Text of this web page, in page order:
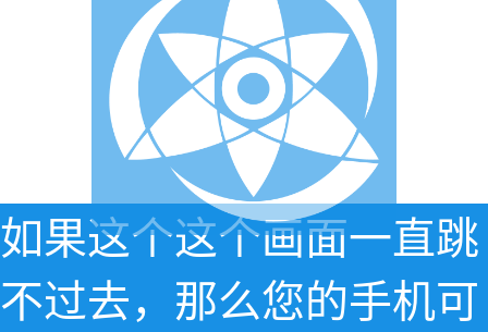
如果这个这个画面一直跳
不过去，那么您的手机可